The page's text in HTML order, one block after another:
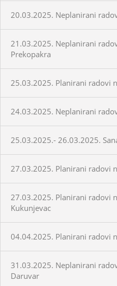
20.03.2025. Neplanirani
21.03.2025. Neplanirani
Prekopakra
25.03.2025. Planirani radovi
24.03.2025. Neplanirani
25.03.2025.- 26.03.2025.
27.03.2025. Planirani radovi
27.03.2025. Planirani radovi
Kukunjevac
04.04.2025. Planirani radovi
31.03.2025. Neplanirani
Daruvar